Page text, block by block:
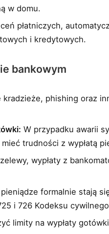
w domu.
płatniczych,
i kredytowych.
bankowym
kradzieże, phishing oraz
W przypadku awarii
trudności z wypłatą
wypłaty z
formalnie stają
i 726 Kodeksu
limity na wypłaty